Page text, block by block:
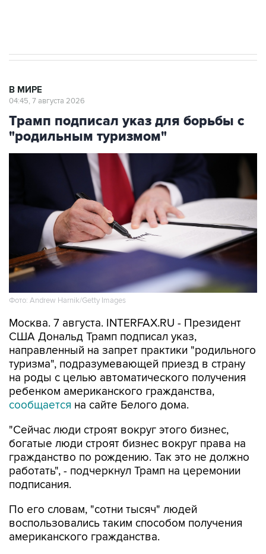
В МИРЕ
04:45, 7 августа 2026
Трамп подписал указ для борьбы с
"родильным туризмом"
Фото: Andrew Harnik/Getty Images
Москва. 7 августа. INTERFAX.RU - Президент
США Дональд Трамп подписал указ,
направленный на запрет практики "родильного
туризма", подразумевающей приезд в страну
на роды с целью автоматического получения
ребенком американского гражданства,
сообщается на сайте Белого дома.
"Сейчас люди строят вокруг этого бизнес,
богатые люди строят бизнес вокруг права на
гражданство по рождению. Так это не должно
работать", - подчеркнул Трамп на церемонии
подписания.
По его словам, "сотни тысяч" людей
воспользовались таким способом получения
американского гражданства.